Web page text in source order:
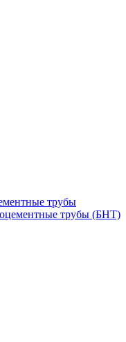
трубы
трубы (БНТ)